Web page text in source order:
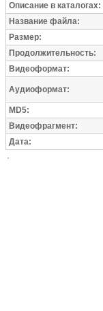
Описание в каталогах:
Название файла:
Размер:
Продолжительность:
Видеоформат:
Аудиоформат:
MD5:
Видеофрагмент:
Дата: